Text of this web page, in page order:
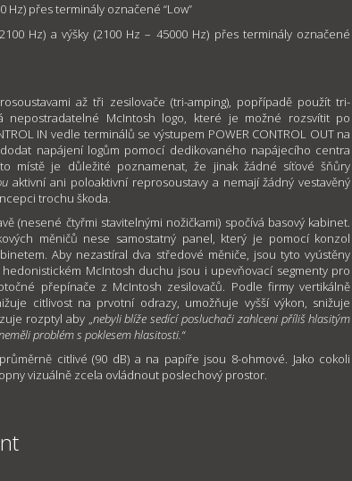
Hz) přes terminály označené “Low”
Hz) a výšky (2100 Hz – 45000 Hz) přes terminály označené
až tři zesilovače (tri-amping), popřípadě použít tri-
nepostradatelné McIntosh logo, které je možné rozsvítit po
IN vedle terminálů se výstupem POWER CONTROL OUT na
napájení logům pomocí dedikovaného napájecího centra
místě je důležité poznamenat, že jinak žádné síťové šňůry
aktivní ani poloaktivní reprosoustavy a nemají žádný vestavěný
trochu škoda.
(nesené čtyřmi stavitelnými nožičkami) spočívá basový kabinet.
měničů nese samostatný panel, který je pomocí konzol
Aby nezastíral dva středové měniče, jsou tyto vyústěny
McIntosh duchu jsou i upevňovací segmenty pro
přepínače z McIntosh zesilovačů. Podle firmy vertikálně
citlivost na prvotní odrazy, umožňuje vyšší výkon, snižuje
rozptyl aby „nebyli blíže sedící posluchači zahlceni příliš hlasitým
problém s poklesem hlasitosti.“
citlivé (90 dB) a na papíře jsou 8-ohmové. Jako cokoli
vizuálně zcela ovládnout poslechový prostor.